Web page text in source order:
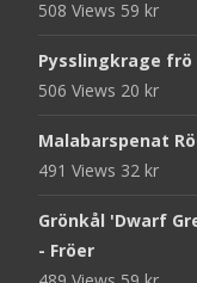
508 Views 59 kr
Pysslingkrage frö
506 Views 20 kr
Malabarspenat
491 Views 32 kr
Grönkål 'Dwarf
- Fröer